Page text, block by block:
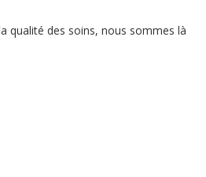
qualité des soins, nous sommes là